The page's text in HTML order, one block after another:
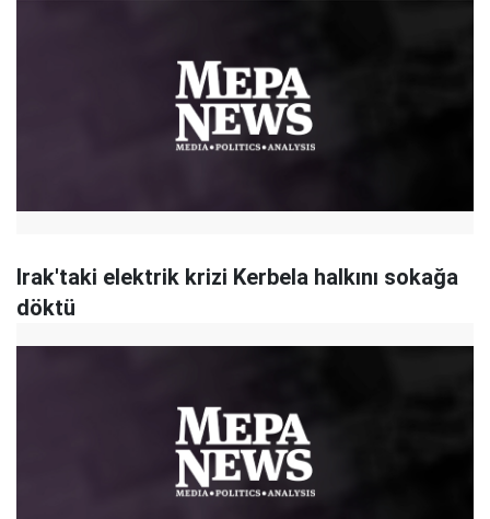
Irak'taki elektrik krizi Kerbela halkını sokağa
döktü